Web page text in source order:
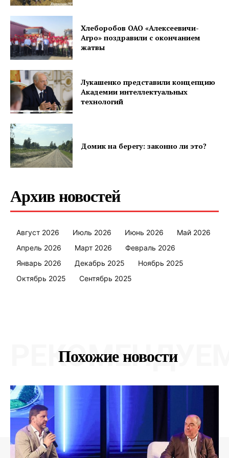
Редакция "ДВ"
Наша гісторыя
Контакты
Правила использования материалов
Электронные обращения
Хлеборобов ОАО «Алексеевичи-
Агро» поздравили с окончанием
жатвы
Лукашенко представили концепцию
Академии интеллектуальных
технологий
Домик на берегу: законно ли это?
Архив новостей
Август 2026 Июль 2026 Июнь 2026
Май 2026
Апрель 2026
Март 2026
Февраль 2026
Январь 2026
Декабрь 2025
Ноябрь 2025
Октябрь 2025
Сентябрь 2025
Похожие новости